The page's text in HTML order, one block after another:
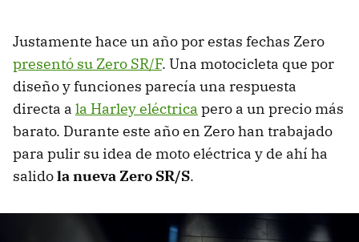
Justamente hace un año por estas fechas Zero
presentó su Zero SR/F. Una motocicleta que por
diseño y funciones parecía una respuesta
directa a la Harley eléctrica pero a un precio más
barato. Durante este año en Zero han trabajado
para pulir su idea de moto eléctrica y de ahí ha
salidola nueva Zero SR/S.